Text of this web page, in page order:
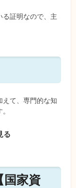
証明なので、主
えて、専門的な知
る
国家資